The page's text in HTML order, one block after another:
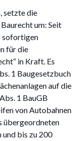
setzte die
um: Seit
sofortigen
für die
in Kraft. Es
1 Baugesetzbuch
auf die
1 BauGB
von Autobahnen
übergeordneten
und bis zu 200